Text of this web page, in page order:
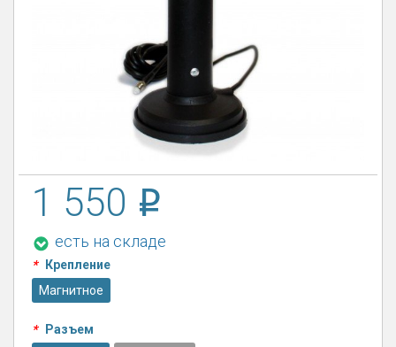
1 550
есть на складе
*
Крепление
Магнитное
*
Разъем